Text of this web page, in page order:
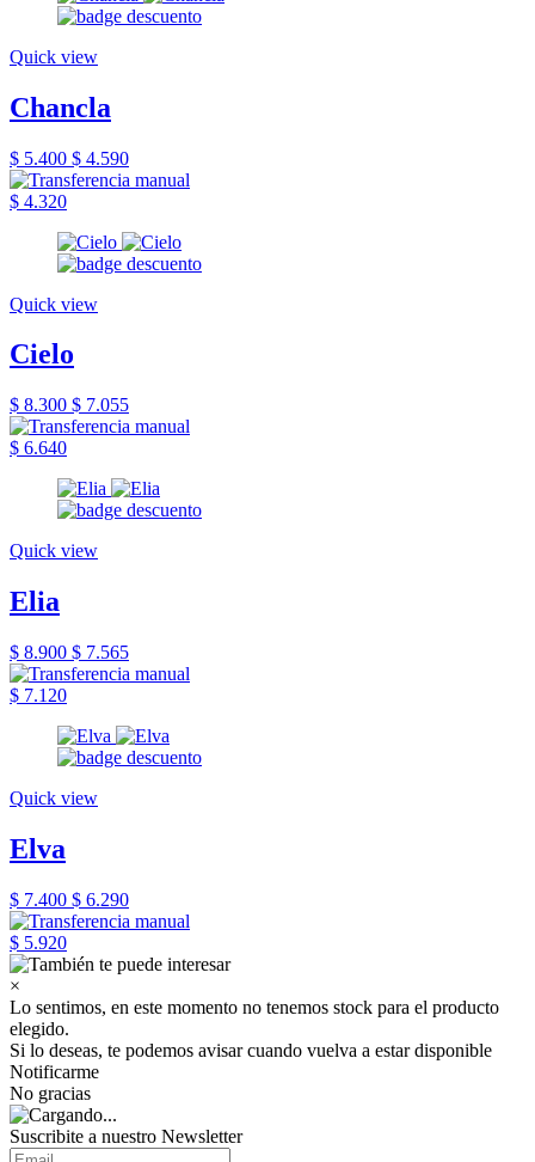
Quick view
Chancla
$ 5.400 $ 4.590
$ 4.320
Quick view
Cielo
$ 8.300 $ 7.055
$ 6.640
Quick view
Elia
$ 8.900 $ 7.565
$ 7.120
Quick view
Elva
$ 7.400 $ 6.290
$ 5.920
×
Lo sentimos, en este momento no tenemos stock para el producto
elegido.
Si lo deseas, te podemos avisar cuando vuelva a estar disponible
Notificarme
No gracias
Suscribite a nuestro Newsletter